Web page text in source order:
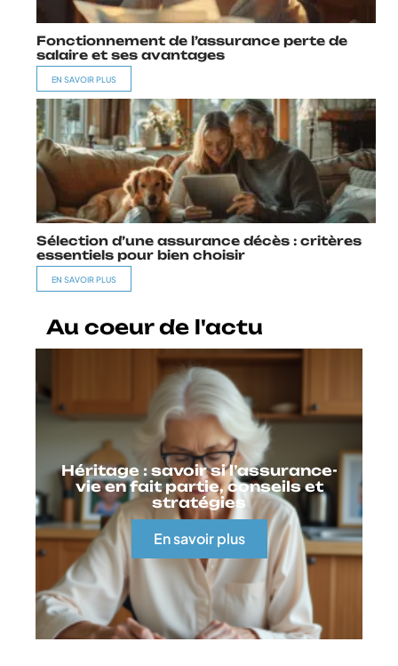
Fonctionnement de l’assurance perte de
salaire et ses avantages
EN SAVOIR PLUS
Sélection d’une assurance décès : critères
essentiels pour bien choisir
EN SAVOIR PLUS
Au coeur de l'actu
Héritage : savoir si l’assurance-
vie en fait partie, conseils et
stratégies
En savoir plus